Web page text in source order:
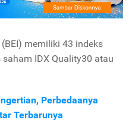
memiliki 43 indeks
IDX Quality30 atau
Perbedaanya
Terbarunya